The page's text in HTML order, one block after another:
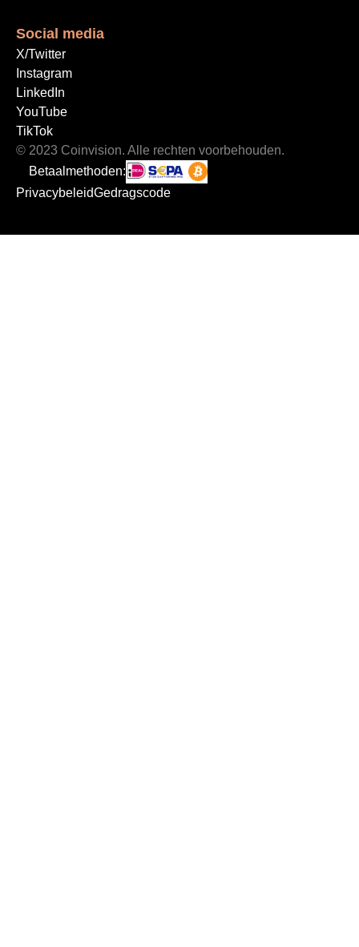
Social media
Instagram
X/Twitter
LinkedIn
YouTube
TikTok
© 2023 Coinvision. Alle rechten voorbehouden.
Betaalmethoden:
PrivacybeleidGedragscode